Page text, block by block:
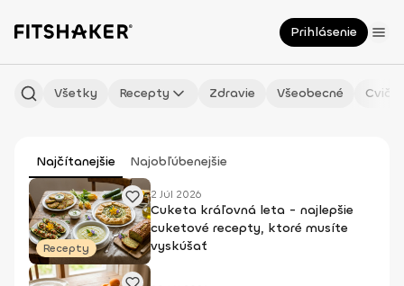
Prihlásenie
Všetky Recepty Zdravie Všeobecné
Najčítanejšie Najobľúbenejšie
Recepty
2 Júl 2026
Cuketa kráľovná leta - najlepšie
cuketové recepty, ktoré musíte
vyskúšať